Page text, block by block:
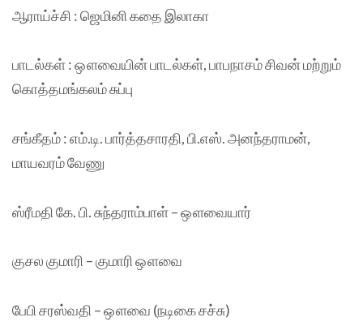
ஆராய்ச்சி : ஜெமினி கதை இலாகா
பாடல்கள் : ஔவையின் பாடல்கள், பாபநாசம் சிவன் மற்றும்
கொத்தமங்கலம் சுப்பு
சங்கீதம் : எம்.டி. பார்த்தசாரதி, பி.எஸ். அனந்தராமன்,
மாயவரம் வேணு
ஸ்ரீமதி கே. பி. சுந்தராம்பாள் – ஔவையார்
குசல குமாரி – குமாரி ஔவை
பேபி சரஸ்வதி – ஔவை (நடிகை சச்சு)